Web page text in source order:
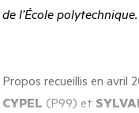
de l’École polytechnique.
Propos recueillis en avril
CYPEL (P99) et